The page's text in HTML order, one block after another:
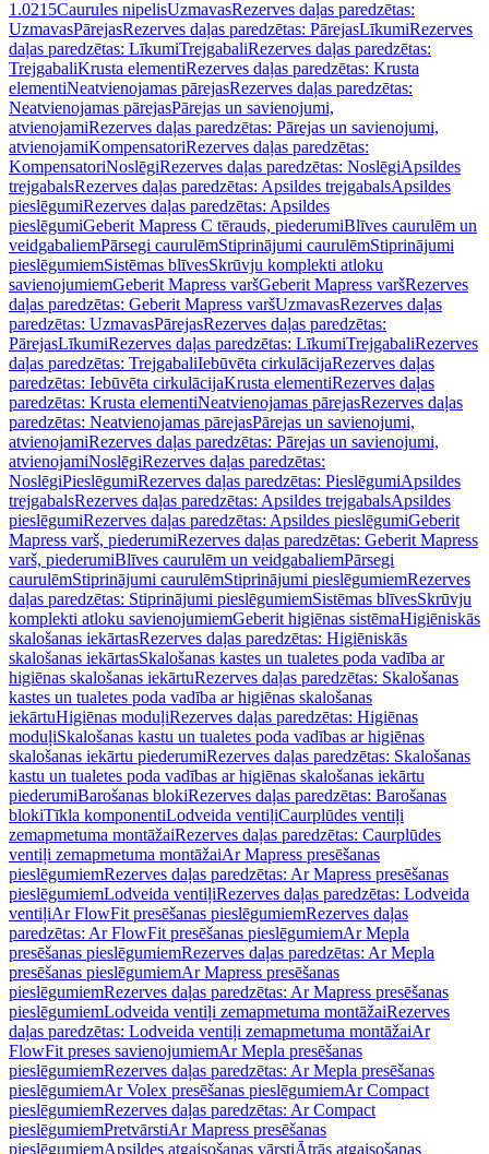
1.0215Caurules nipelisUzmavasRezerves daļas paredzētas:
UzmavasPārejasRezerves daļas paredzētas: PārejasLīkumiRezerves
daļas paredzētas: LīkumiTrejgabaliRezerves daļas paredzētas:
TrejgabaliKrusta elementiRezerves daļas paredzētas: Krusta
elementiNeatvienojamas pārejasRezerves daļas paredzētas:
Neatvienojamas pārejasPārejas un savienojumi,
atvienojamiRezerves daļas paredzētas: Pārejas un savienojumi,
atvienojamiKompensatoriRezerves daļas paredzētas:
KompensatoriNoslēgiRezerves daļas paredzētas: NoslēgiApsildes
trejgabalsRezerves daļas paredzētas: Apsildes trejgabalsApsildes
pieslēgumiRezerves daļas paredzētas: Apsildes
pieslēgumiGeberit Mapress C tērauds, piederumiBlīves caurulēm un
veidgabaliemPārsegi caurulēmStiprinājumi caurulēmStiprinājumi
pieslēgumiemSistēmas blīvesSkrūvju komplekti atloku
savienojumiemGeberit Mapress varšGeberit Mapress varšRezerves
daļas paredzētas: Geberit Mapress varšUzmavasRezerves daļas
paredzētas: UzmavasPārejasRezerves daļas paredzētas:
PārejasLīkumiRezerves daļas paredzētas: LīkumiTrejgabaliRezerves
daļas paredzētas: TrejgabaliIebūvēta cirkulācijaRezerves daļas
paredzētas: Iebūvēta cirkulācijaKrusta elementiRezerves daļas
paredzētas: Krusta elementiNeatvienojamas pārejasRezerves daļas
paredzētas: Neatvienojamas pārejasPārejas un savienojumi,
atvienojamiRezerves daļas paredzētas: Pārejas un savienojumi,
atvienojamiNoslēgiRezerves daļas paredzētas:
NoslēgiPieslēgumiRezerves daļas paredzētas: PieslēgumiApsildes
trejgabalsRezerves daļas paredzētas: Apsildes trejgabalsApsildes
pieslēgumiRezerves daļas paredzētas: Apsildes pieslēgumiGeberit
Mapress varš, piederumiRezerves daļas paredzētas: Geberit Mapress
varš, piederumiBlīves caurulēm un veidgabaliemPārsegi
caurulēmStiprinājumi caurulēmStiprinājumi pieslēgumiemRezerves
daļas paredzētas: Stiprinājumi pieslēgumiemSistēmas blīvesSkrūvju
komplekti atloku savienojumiemGeberit higiēnas sistēmaHigiēniskās
skalošanas iekārtasRezerves daļas paredzētas: Higiēniskās
skalošanas iekārtasSkalošanas kastes un tualetes poda vadība ar
higiēnas skalošanas iekārtuRezerves daļas paredzētas: Skalošanas
kastes un tualetes poda vadība ar higiēnas skalošanas
iekārtuHigiēnas moduļiRezerves daļas paredzētas: Higiēnas
moduļiSkalošanas kastu un tualetes poda vadības ar higiēnas
skalošanas iekārtu piederumiRezerves daļas paredzētas: Skalošanas
kastu un tualetes poda vadības ar higiēnas skalošanas iekārtu
piederumiBarošanas blokiRezerves daļas paredzētas: Barošanas
blokiTīkla komponentiLodveida ventiļiCaurplūdes ventiļi
zemapmetuma montāžaiRezerves daļas paredzētas: Caurplūdes
ventiļi zemapmetuma montāžaiAr Mapress presēšanas
pieslēgumiemRezerves daļas paredzētas: Ar Mapress presēšanas
pieslēgumiemLodveida ventiļiRezerves daļas paredzētas: Lodveida
ventiļiAr FlowFit presēšanas pieslēgumiemRezerves daļas
paredzētas: Ar FlowFit presēšanas pieslēgumiemAr Mepla
presēšanas pieslēgumiemRezerves daļas paredzētas: Ar Mepla
presēšanas pieslēgumiemAr Mapress presēšanas
pieslēgumiemRezerves daļas paredzētas: Ar Mapress presēšanas
pieslēgumiemLodveida ventiļi zemapmetuma montāžaiRezerves
daļas paredzētas: Lodveida ventiļi zemapmetuma montāžaiAr
FlowFit preses savienojumiemAr Mepla presēšanas
pieslēgumiemRezerves daļas paredzētas: Ar Mepla presēšanas
pieslēgumiemAr Volex presēšanas pieslēgumiemAr Compact
pieslēgumiemRezerves daļas paredzētas: Ar Compact
pieslēgumiemPretvārstiAr Mapress presēšanas
pieslēgumiemApsildes atgaisošanas vārstiĀtrās atgaisošanas